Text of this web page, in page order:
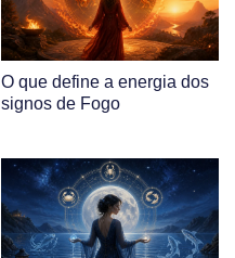
O que define a energia dos
signos de Fogo